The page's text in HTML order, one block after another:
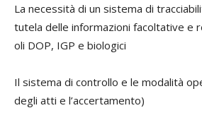
La necessità di un sistema di
tutela delle informazioni facoltative e
oli DOP, IGP e biologici
Il sistema di controllo e le modalità
degli atti e l’accertamento)